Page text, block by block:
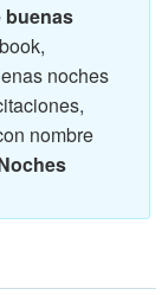
buenas
noches
nombre